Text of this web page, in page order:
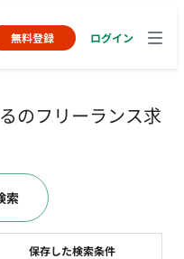
無料登録 ログイン
のフリーランス求
保存した検索条件
索